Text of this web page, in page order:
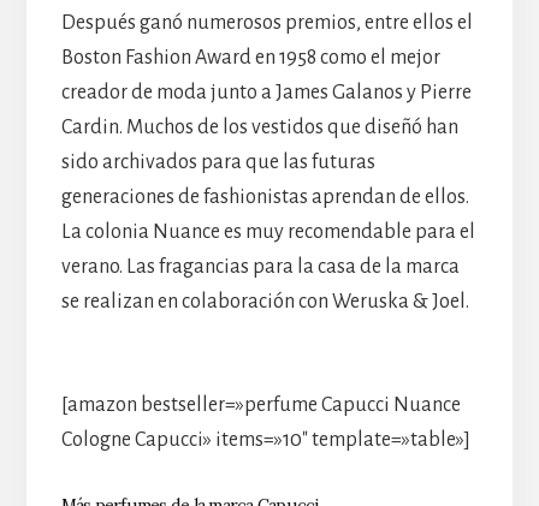
Después ganó numerosos premios, entre ellos el
Boston Fashion Award en 1958 como el mejor
creador de moda junto a James Galanos y Pierre
Cardin. Muchos de los vestidos que diseñó han
sido archivados para que las futuras
generaciones de fashionistas aprendan de ellos.
La colonia Nuance es muy recomendable para el
verano. Las fragancias para la casa de la marca
se realizan en colaboración con Weruska & Joel.
[amazon bestseller=»perfume Capucci Nuance
Cologne Capucci» items=»10″ template=»table»]